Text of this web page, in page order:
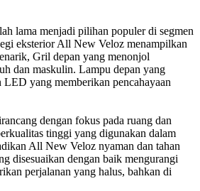
lama menjadi pilihan populer di segmen
eksterior All New Veloz menampilkan
Gril depan yang menonjol
dan maskulin. Lampu depan yang
yang memberikan pencahayaan
dengan fokus pada ruang dan
tinggi yang digunakan dalam
All New Veloz nyaman dan tahan
disesuaikan dengan baik mengurangi
perjalanan yang halus, bahkan di